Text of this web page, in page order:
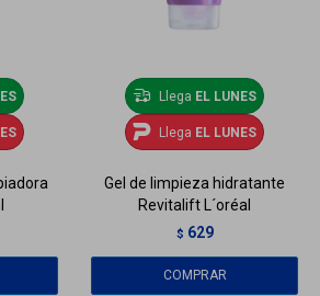
Llega EL LUNES
Llega EL LUNES
Gel de limpieza hidratante
Revitalift L´oréal
$ 629